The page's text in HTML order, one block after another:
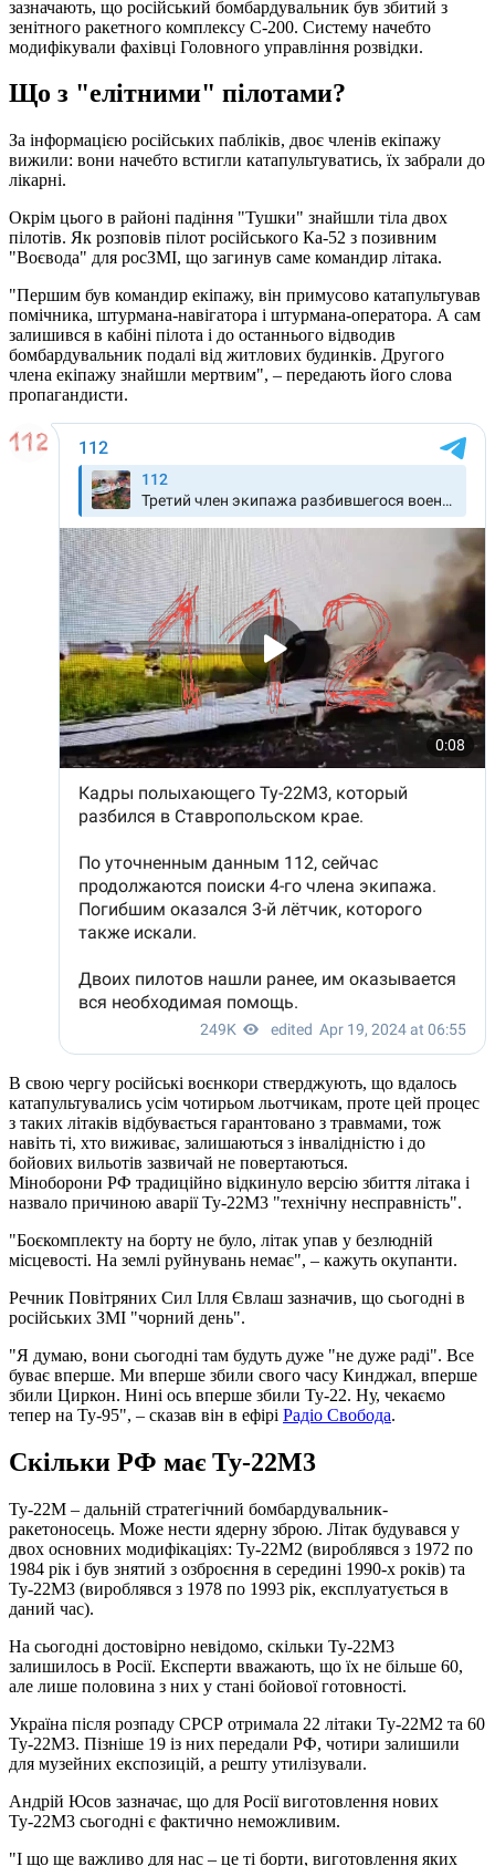
зазначають, що російський бомбардувальник був збитий з
зенітного ракетного комплексу С-200. Систему начебто
модифікували фахівці Головного управління розвідки.
Що з "елітними" пілотами?
За інформацією російських пабліків, двоє членів екіпажу
вижили: вони начебто встигли катапультуватись, їх забрали до
лікарні.
Окрім цього в районі падіння "Тушки" знайшли тіла двох
пілотів. Як розповів пілот російського Ка-52 з позивним
"Воєвода" для росЗМІ, що загинув саме командир літака.
"Першим був командир екіпажу, він примусово катапультував
помічника, штурмана-навігатора і штурмана-оператора. А сам
залишився в кабіні пілота і до останнього відводив
бомбардувальник подалі від житлових будинків. Другого
члена екіпажу знайшли мертвим", – передають його слова
пропагандисти.
В свою чергу російські воєнкори стверджують, що вдалось
катапультувались усім чотирьом льотчикам, проте цей процес
з таких літаків відбувається гарантовано з травмами, тож
навіть ті, хто виживає, залишаються з інвалідністю і до
бойових вильотів зазвичай не повертаються.
Міноборони РФ традиційно відкинуло версію збиття літака і
назвало причиною аварії Ту-22М3 "технічну несправність".
"Боєкомплекту на борту не було, літак упав у безлюдній
місцевості. На землі руйнувань немає", – кажуть окупанти.
Речник Повітряних Сил Ілля Євлаш зазначив, що сьогодні в
російських ЗМІ "чорний день".
"Я думаю, вони сьогодні там будуть дуже "не дуже раді". Все
буває вперше. Ми вперше збили свого часу Кинджал, вперше
збили Циркон. Нині ось вперше збили Ту-22. Ну, чекаємо
тепер на Ту-95", – сказав він в ефірі Радіо Свобода.
Скільки РФ має Ту-22М3
Ту-22М – дальній стратегічний бомбардувальник-
ракетоносець. Може нести ядерну зброю. Літак будувався у
двох основних модифікаціях: Ту-22М2 (вироблявся з 1972 по
1984 рік і був знятий з озброєння в середині 1990-х років) та
Ту-22М3 (вироблявся з 1978 по 1993 рік, експлуатується в
даний час).
На сьогодні достовірно невідомо, скільки Ту-22М3
залишилось в Росії. Експерти вважають, що їх не більше 60,
але лише половина з них у стані бойової готовності.
Україна після розпаду СРСР отримала 22 літаки Ту-22М2 та 60
Ту-22М3. Пізніше 19 із них передали РФ, чотири залишили
для музейних експозицій, а решту утилізували.
Андрій Юсов зазначає, що для Росії виготовлення нових
Ту-22М3 сьогодні є фактично неможливим.
"І що ще важливо для нас – це ті борти, виготовлення яких